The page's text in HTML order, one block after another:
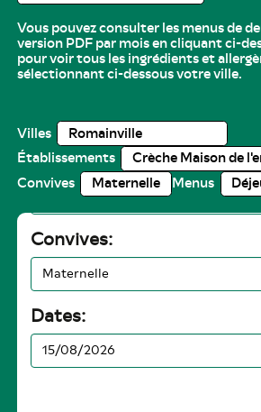
Vous pouvez consulter les menus de
version PDF par mois en cliquant ci-
pour voir tous les ingrédients et
sélectionnant ci-dessous votre ville.
Villes
Établissements
Convives
Menus